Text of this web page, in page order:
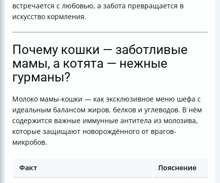
встречается с любовью, а забота превращается в
искусство кормления.
Почему кошки — заботливые
мамы, а котята — нежные
гурманы?
Молоко мамы-кошки — как эксклюзивное меню шефа с
идеальным балансом жиров, белков и углеводов. В нём
содержится важные иммунные антитела из молозива,
которые защищают новорождённого от врагов-
микробов.
Факт Пояснение